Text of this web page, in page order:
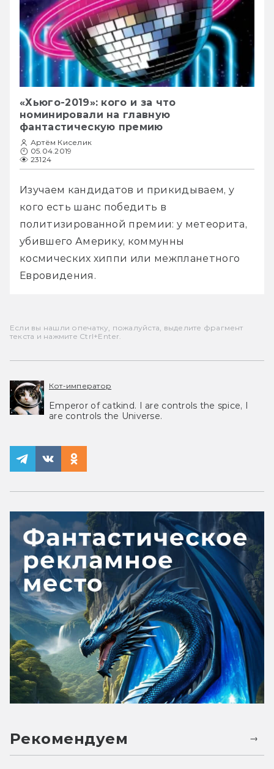
«Хьюго-2019»: кого и за что
номинировали на главную
фантастическую премию
Артём Киселик
05.04.2019
23124
Изучаем кандидатов и прикидываем, у
кого есть шанс победить в
политизированной премии: у метеорита,
убившего Америку, коммунны
космических хиппи или межпланетного
Евровидения.
Если вы нашли опечатку, пожалуйста, выделите фрагмент
текста и нажмите Ctrl+Enter.
Кот-император
Emperor of catkind. I are controls the spice, I
are controls the Universe.
Рекомендуем